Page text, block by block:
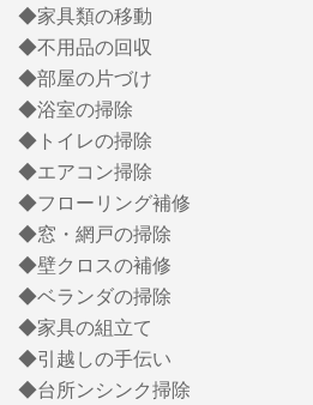
◆家具類の移動
◆不用品の回収
◆部屋の片づけ
◆浴室の掃除
◆トイレの掃除
◆エアコン掃除
◆フローリング補修
◆窓・網戸の掃除
◆壁クロスの補修
◆ベランダの掃除
◆家具の組立て
◆引越しの手伝い
◆台所ンシンク掃除